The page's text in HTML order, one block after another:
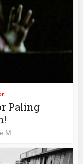
Paling
M.